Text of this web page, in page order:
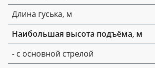
Длина гуська, м
Наибольшая высота подъёма, м
- с основной стрелой